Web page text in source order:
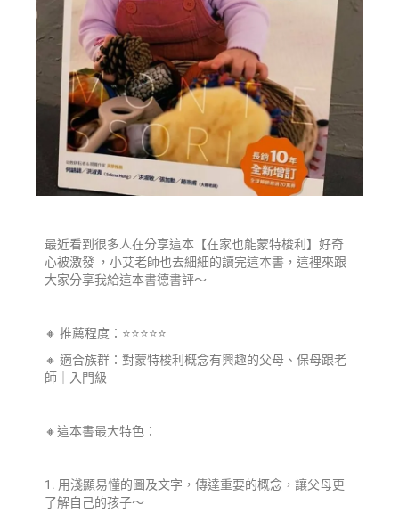
最近看到很多人在分享這本【在家也能蒙特梭利】好奇
心被激發 ，小艾老師也去細細的讀完這本書，這裡來跟
大家分享我給這本書德書評～
🔸 推薦程度：⭐️⭐️⭐️⭐️⭐️
🔸 適合族群：對蒙特梭利概念有興趣的父母、保母跟老
師｜入門級
🔸這本書最大特色：
1. 用淺顯易懂的圖及文字，傳達重要的概念，讓父母更
了解自己的孩子～